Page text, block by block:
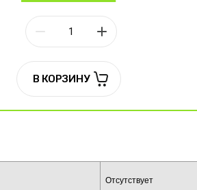
В КОРЗИНУ
Отсутствует